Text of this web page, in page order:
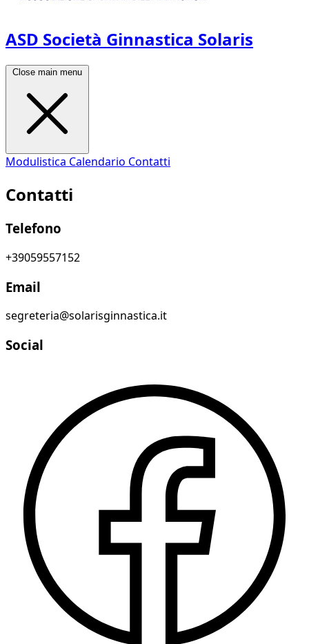
ASD Società Ginnastica Solaris
Close main menu
Modulistica Calendario Contatti
Contatti
Telefono
+39059557152
Email
segreteria@solarisginnastica.it
Social